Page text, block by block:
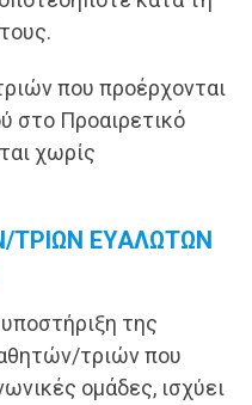
που προέρχονται
στο Προαιρετικό
χωρίς
ΤΡΙΩΝ ΕΥΑΛΩΤΩΝ
της
τριών που
ομάδες, ισχύει